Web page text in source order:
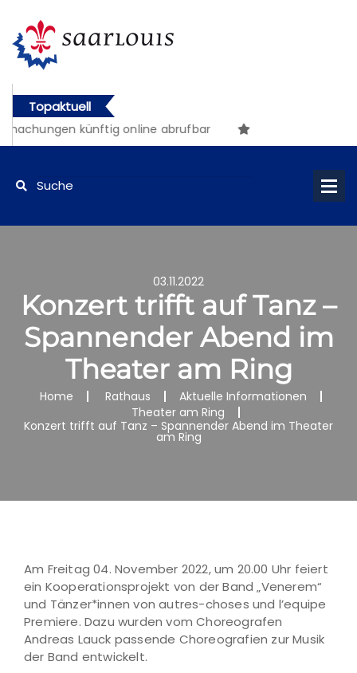
Topaktuell
künftig online abrufbar
03.11.2022
Konzert trifft auf Tanz –
Spannender Abend im
Theater am Ring
Home Rathaus
Aktuelle Informationen
Theater am Ring
Konzert trifft auf Tanz – Spannender Abend im Theater
am Ring
Am Freitag 04. November 2022, um 20.00 Uhr feiert
ein Kooperationsprojekt von der Band „Venerem“
und Tänzer*innen von autres-choses und l’equipe
Premiere. Dazu wurden vom Choreografen
Andreas Lauck passende Choreografien zur Musik
der Band entwickelt.